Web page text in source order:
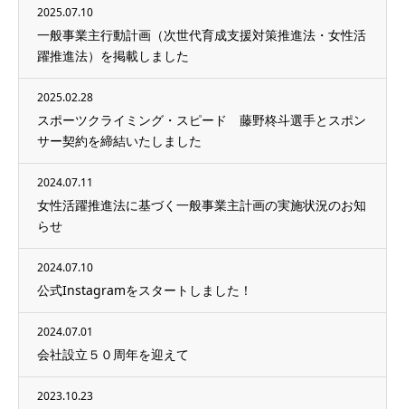
2025.07.10
一般事業主行動計画（次世代育成支援対策推進法・女性活
躍推進法）を掲載しました
2025.02.28
スポーツクライミング・スピード 藤野柊斗選手とスポン
サー契約を締結いたしました
2024.07.11
女性活躍推進法に基づく一般事業主計画の実施状況のお知
らせ
2024.07.10
公式Instagramをスタートしました！
2024.07.01
会社設立５０周年を迎えて
2023.10.23